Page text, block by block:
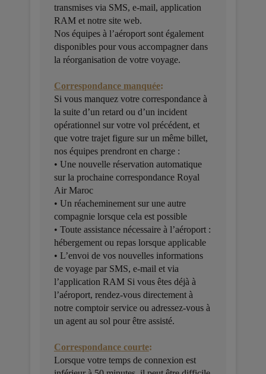
transmises via SMS, e-mail, application
RAM et notre site web.
Nos équipes à l’aéroport sont également
disponibles pour vous accompagner dans
la réorganisation de votre voyage.
Correspondance manquée:
Si vous manquez votre correspondance à
la suite d’un retard ou d’un incident
opérationnel sur votre vol précédent, et
que votre trajet figure sur un même billet,
nos équipes prendront en charge :
• Une nouvelle réservation automatique
sur la prochaine correspondance Royal
Air Maroc
• Un réacheminement sur une autre
compagnie lorsque cela est possible
• Toute assistance nécessaire à l’aéroport :
hébergement ou repas lorsque applicable
• L’envoi de vos nouvelles informations
de voyage par SMS, e-mail et via
l’application RAM Si vous êtes déjà à
l’aéroport, rendez-vous directement à
notre comptoir service ou adressez-vous à
un agent au sol pour être assisté.
Correspondance courte:
Lorsque votre temps de connexion est